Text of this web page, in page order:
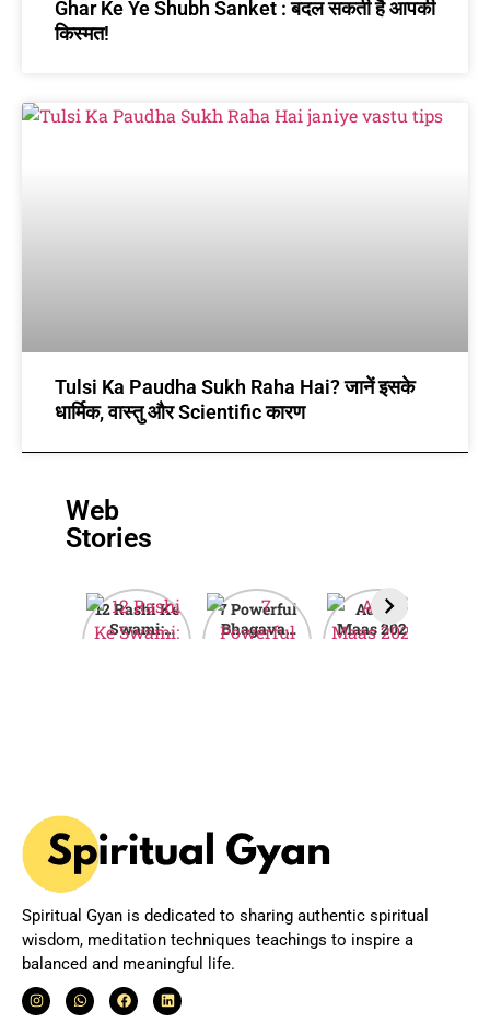
Ghar Ke Ye Shubh Sanket : बदल सकती है आपकी
किस्मत!
Tulsi Ka Paudha Sukh Raha Hai? जानें इसके
धार्मिक, वास्तु और Scientific कारण
Web
Stories
12 Rashi Ke
Swami:
7 Powerful
Bhagavad
Adhik
Maas 2026:
Spiritual Gyan is dedicated to sharing authentic spiritual
wisdom, meditation techniques teachings to inspire a
balanced and meaningful life.